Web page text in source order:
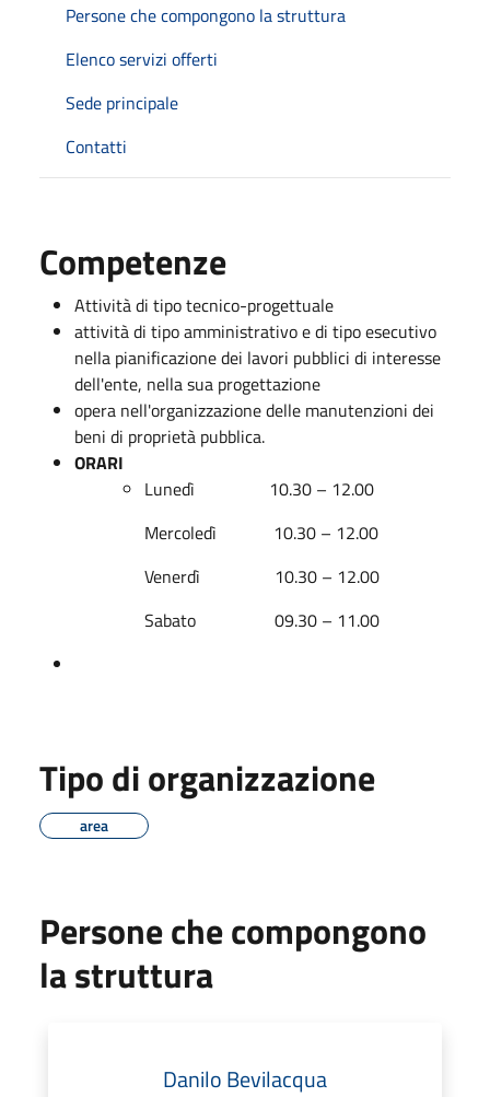
Persone che compongono la struttura
Elenco servizi offerti
Sede principale
Contatti
Competenze
Attività di tipo tecnico-progettuale
attività di tipo amministrativo e di tipo esecutivo
nella pianificazione dei lavori pubblici di interesse
dell'ente, nella sua progettazione
opera nell'organizzazione delle manutenzioni dei
beni di proprietà pubblica.
ORARI
Lunedì 10.30 – 12.00
Mercoledì 10.30 – 12.00
Venerdì 10.30 – 12.00
Sabato 09.30 – 11.00
Tipo di organizzazione
area
Persone che compongono
la struttura
Danilo Bevilacqua